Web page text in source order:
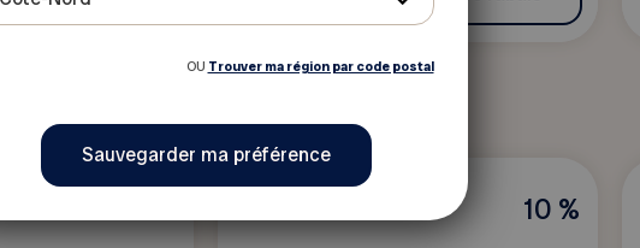
10 %
Tourisme - Voyage
OU Trouver ma région par code postal